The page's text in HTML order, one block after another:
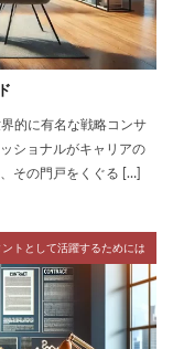
的に有名な戦略コンサ
ショナルがキャリアの
その門戸をくぐる […]
ントとして活躍するためには